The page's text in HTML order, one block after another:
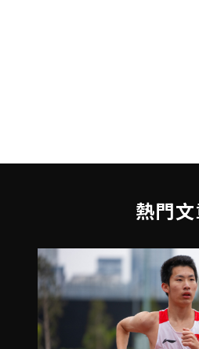
熱門